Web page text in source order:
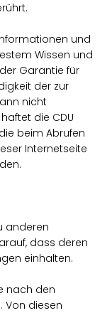
und
Wissen und
Garantie für
der zur
nicht
die CDU
beim Abrufen
Internetseite
anderen
dass deren
einhalten.
nach den
Von diesen